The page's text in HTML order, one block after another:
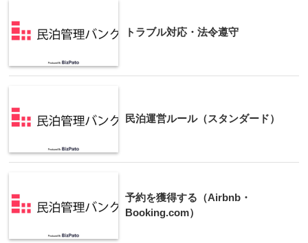
トラブル対応・法令遵守
民泊運営ルール（スタンダード）
予約を獲得する（Airbnb・
Booking.com）